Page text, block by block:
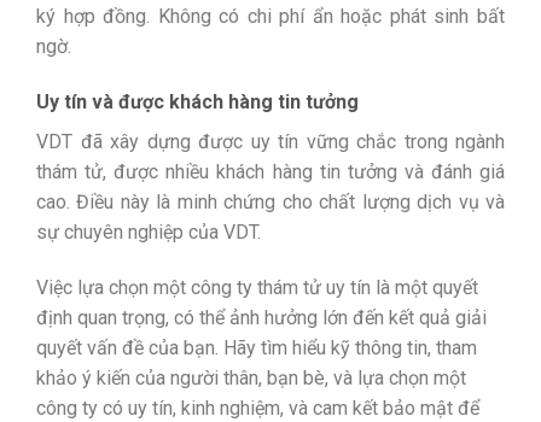
ký hợp đồng. Không có chi phí ẩn hoặc phát sinh bất
ngờ.
Uy tín và được khách hàng tin tưởng
VDT đã xây dựng được uy tín vững chắc trong ngành
thám tử, được nhiều khách hàng tin tưởng và đánh giá
cao. Điều này là minh chứng cho chất lượng dịch vụ và
sự chuyên nghiệp của VDT.
Việc lựa chọn một công ty thám tử uy tín là một quyết
định quan trọng, có thể ảnh hưởng lớn đến kết quả giải
quyết vấn đề của bạn. Hãy tìm hiểu kỹ thông tin, tham
khảo ý kiến của người thân, bạn bè, và lựa chọn một
công ty có uy tín, kinh nghiệm, và cam kết bảo mật để